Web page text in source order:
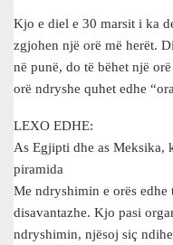
Kjo e diel e 30 marsit i ka
zgjohen një orë më herët.
në punë, do të bëhet një
orë ndryshe quhet edhe
LEXO EDHE:
As Egjipti dhe as Meksika,
piramida
Me ndryshimin e orës edhe
disavantazhe. Kjo pasi
ndryshimin, njësoj siç